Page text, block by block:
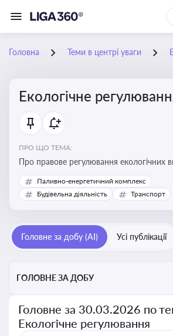
Головна Теми в центрі уваги
Екологічне
ПРО ЩО ТЕМА:
Про правове регулювання екологічних
виробництв, включно з дозволами,
стандартами викидів і гармонізацією з
Паливно-енергетичний комплекс
Будівельна діяльність
Транспорт
Головне за добу (AI) Усі публікації
ГОЛОВНЕ ЗА ДОБУ
Головне за 30.03.2026 по
Екологічне регулювання